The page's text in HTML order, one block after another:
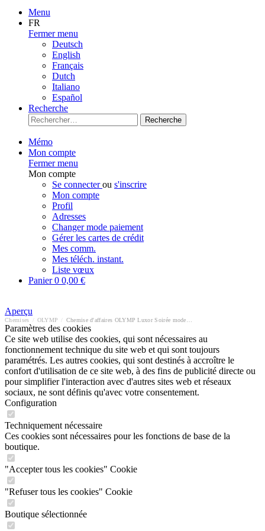
Menu
FR
Fermer menu
Deutsch
English
Français
Dutch
Italiano
Español
Recherche
Recherche
Mémo
Mon compte
Fermer menu
Mon compte
Se connecterou s'inscrire
Mon compte
Profil
Adresses
Changer mode paiement
Gérer les cartes de crédit
Mes comm.
Mes téléch. instant.
Liste vœux
Panier0 0,00 €
Aperçu
Chemises OLYMP
Paramètres des cookies
Ce site web utilise des cookies, qui sont nécessaires au
fonctionnement technique du site web et qui sont toujours
paramétrés. Les autres cookies, qui sont destinés à accroître le
confort d'utilisation de ce site web, à des fins de publicité directe ou
pour simplifier l'interaction avec d'autres sites web et réseaux
sociaux, ne sont définis qu'avec votre consentement.
Configuration
Techniquement nécessaire
Ces cookies sont nécessaires pour les fonctions de base de la
boutique.
"Accepter tous les cookies" Cookie
"Refuser tous les cookies" Cookie
Boutique sélectionnée